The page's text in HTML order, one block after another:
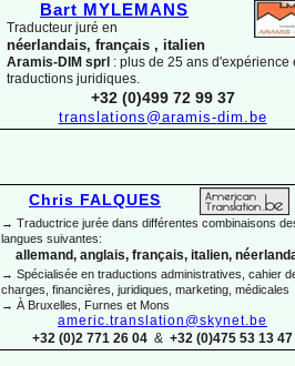
Bart MYLEMANS
Traducteur juré en
néerlandais, français , italien
Aramis-DIM sprl : plus de 25 ans d'expérience
traductions juridiques.
+32 (0)499 72 99 37
translations@aramis-dim.be
Chris FALQUES
→ Traductrice jurée dans différentes combinaisons
langues suivantes:
allemand, anglais, français, italien,
→ Spécialisée en traductions administratives, cahier
charges, financières, juridiques, marketing, médicales
→ À Bruxelles, Furnes et Mons
americ.translation@skynet.be
+32 (0)2 771 26 04 & +32 (0)475 53 13 47